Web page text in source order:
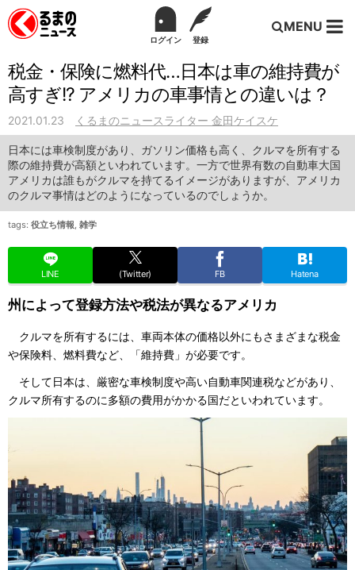
ログイン 登録
MENU
税金・保険に燃料代…日本は車の維持費が
高すぎ!? アメリカの車事情との違いは？
2021.01.23 くるまのニュースライター 金田ケイスケ
日本には車検制度があり、ガソリン価格も高く、クルマを所有する
際の維持費が高額といわれています。一方で世界有数の自動車大国
アメリカは誰もがクルマを持てるイメージがありますが、アメリカ
のクルマ事情はどのようになっているのでしょうか。
tags: 役立ち情報, 雑学
LINE (Twitter) FB Hatena
州によって登録方法や税法が異なるアメリカ
クルマを所有するには、車両本体の価格以外にもさまざまな税金
や保険料、燃料費など、「維持費」が必要です。
そして日本は、厳密な車検制度や高い自動車関連税などがあり、
クルマ所有するのに多額の費用がかかる国だといわれています。